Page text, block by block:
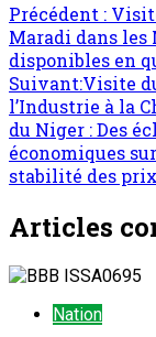
Précédent :
Maradi dans les
disponibles en
Suivant:Visite
l’Industrie à la
du Niger : Des
économiques
stabilité des
Articles
Nation